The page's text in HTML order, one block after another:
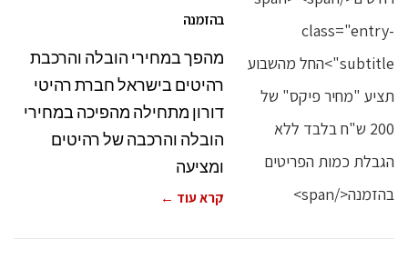
בהזמנה
מהפך במחירי הובלה והרכבת
רהיטים בישראל חברת רהיטי
דורון מתחילה מהפיכה במחירי
הובלה והרכבה של רהיטים
ומציעה
קרא עוד ←